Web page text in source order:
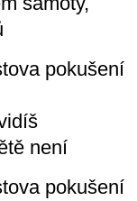
pokušení
není
pokušení